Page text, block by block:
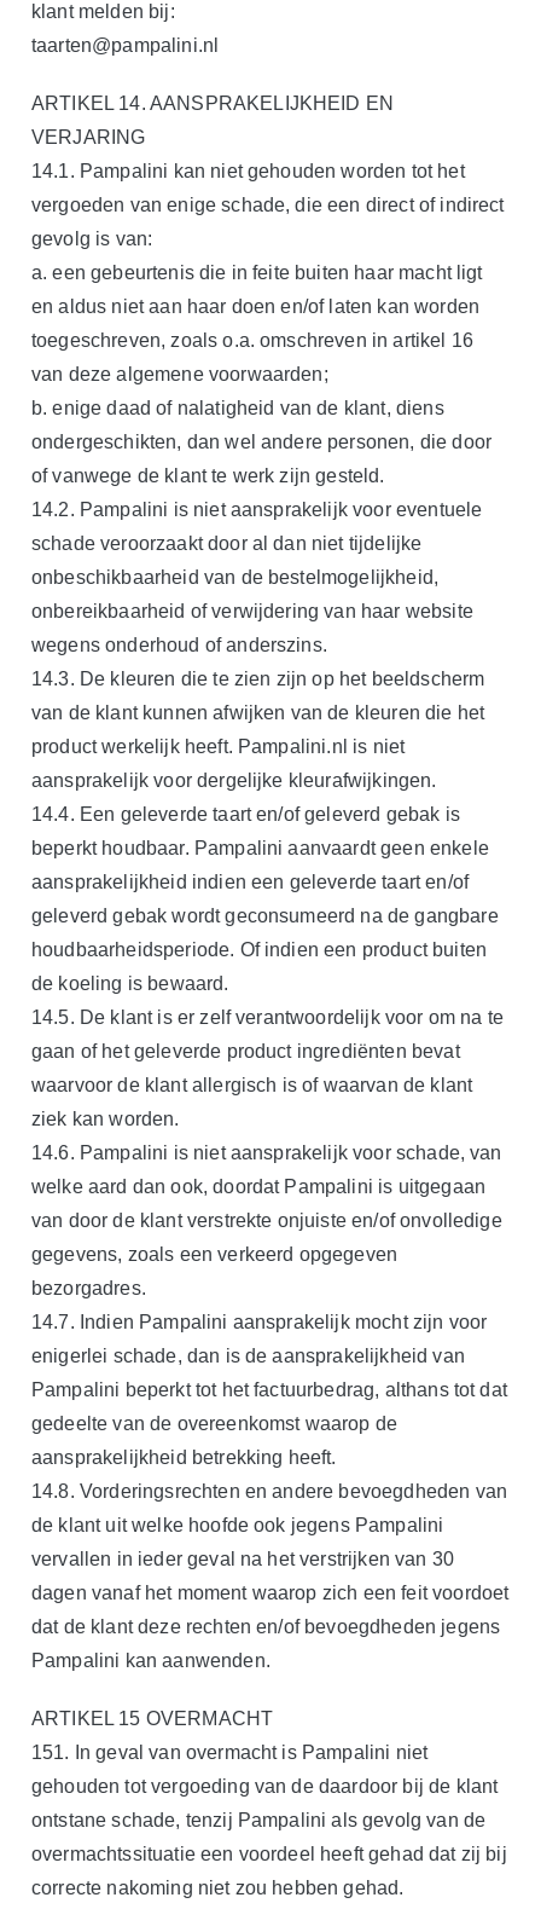
klant melden bij:
taarten@pampalini.nl
ARTIKEL 14. AANSPRAKELIJKHEID EN
VERJARING
14.1. Pampalini kan niet gehouden worden tot het
vergoeden van enige schade, die een direct of indirect
gevolg is van:
a. een gebeurtenis die in feite buiten haar macht ligt
en aldus niet aan haar doen en/of laten kan worden
toegeschreven, zoals o.a. omschreven in artikel 16
van deze algemene voorwaarden;
b. enige daad of nalatigheid van de klant, diens
ondergeschikten, dan wel andere personen, die door
of vanwege de klant te werk zijn gesteld.
14.2. Pampalini is niet aansprakelijk voor eventuele
schade veroorzaakt door al dan niet tijdelijke
onbeschikbaarheid van de bestelmogelijkheid,
onbereikbaarheid of verwijdering van haar website
wegens onderhoud of anderszins.
14.3. De kleuren die te zien zijn op het beeldscherm
van de klant kunnen afwijken van de kleuren die het
product werkelijk heeft. Pampalini.nl is niet
aansprakelijk voor dergelijke kleurafwijkingen.
14.4. Een geleverde taart en/of geleverd gebak is
beperkt houdbaar. Pampalini aanvaardt geen enkele
aansprakelijkheid indien een geleverde taart en/of
geleverd gebak wordt geconsumeerd na de gangbare
houdbaarheidsperiode. Of indien een product buiten
de koeling is bewaard.
14.5. De klant is er zelf verantwoordelijk voor om na te
gaan of het geleverde product ingrediënten bevat
waarvoor de klant allergisch is of waarvan de klant
ziek kan worden.
14.6. Pampalini is niet aansprakelijk voor schade, van
welke aard dan ook, doordat Pampalini is uitgegaan
van door de klant verstrekte onjuiste en/of onvolledige
gegevens, zoals een verkeerd opgegeven
bezorgadres.
14.7. Indien Pampalini aansprakelijk mocht zijn voor
enigerlei schade, dan is de aansprakelijkheid van
Pampalini beperkt tot het factuurbedrag, althans tot dat
gedeelte van de overeenkomst waarop de
aansprakelijkheid betrekking heeft.
14.8. Vorderingsrechten en andere bevoegdheden van
de klant uit welke hoofde ook jegens Pampalini
vervallen in ieder geval na het verstrijken van 30
dagen vanaf het moment waarop zich een feit voordoet
dat de klant deze rechten en/of bevoegdheden jegens
Pampalini kan aanwenden.
ARTIKEL 15 OVERMACHT
151. In geval van overmacht is Pampalini niet
gehouden tot vergoeding van de daardoor bij de klant
ontstane schade, tenzij Pampalini als gevolg van de
overmachtssituatie een voordeel heeft gehad dat zij bij
correcte nakoming niet zou hebben gehad.